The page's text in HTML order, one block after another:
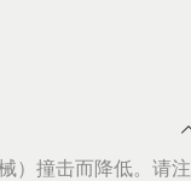
）撞击而降低。请注